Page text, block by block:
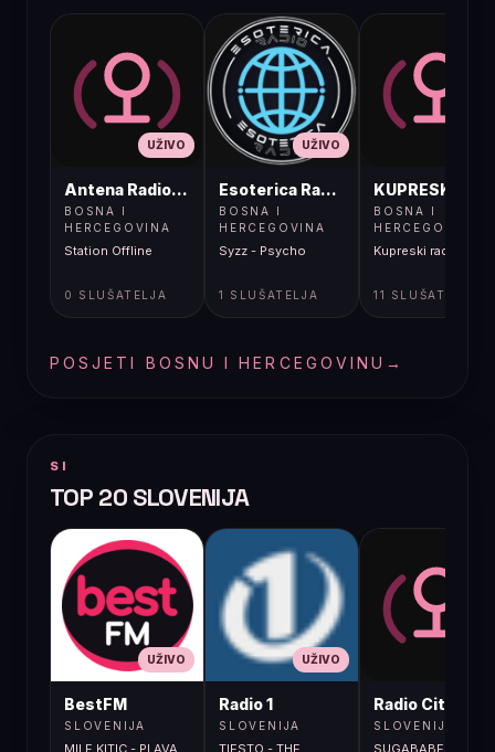
UŽIVO
Antena Radio, Jelah Tešanj
BOSNA I
HERCEGOVINA
Station Offline
0 SLUŠATELJA
UŽIVO
Esoterica Radio S1
BOSNA I
HERCEGOVINA
Syzz - Psycho
1 SLUŠATELJA
BOSNA I
HERCEGOVINA
Kupreski radio
11 SLUŠATELJA
POSJETI BOSNU I HERCEGOVINU →
SI
TOP 20 SLOVENIJA
UŽIVO
BestFM
SLOVENIJA
MILE KITIC - PLAVA
UŽIVO
Radio 1
SLOVENIJA
TIESTO - THE
Radio City
SLOVENIJA
SUGABABES /